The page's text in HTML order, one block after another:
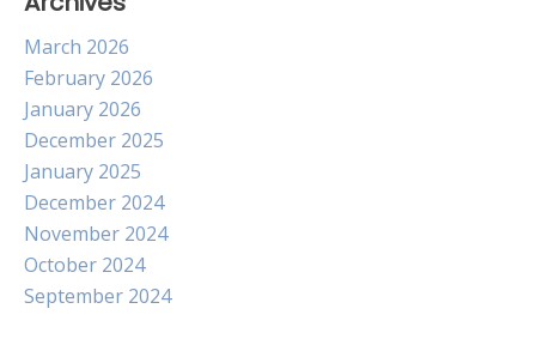
March 2026
February 2026
January 2026
December 2025
January 2025
December 2024
November 2024
October 2024
September 2024